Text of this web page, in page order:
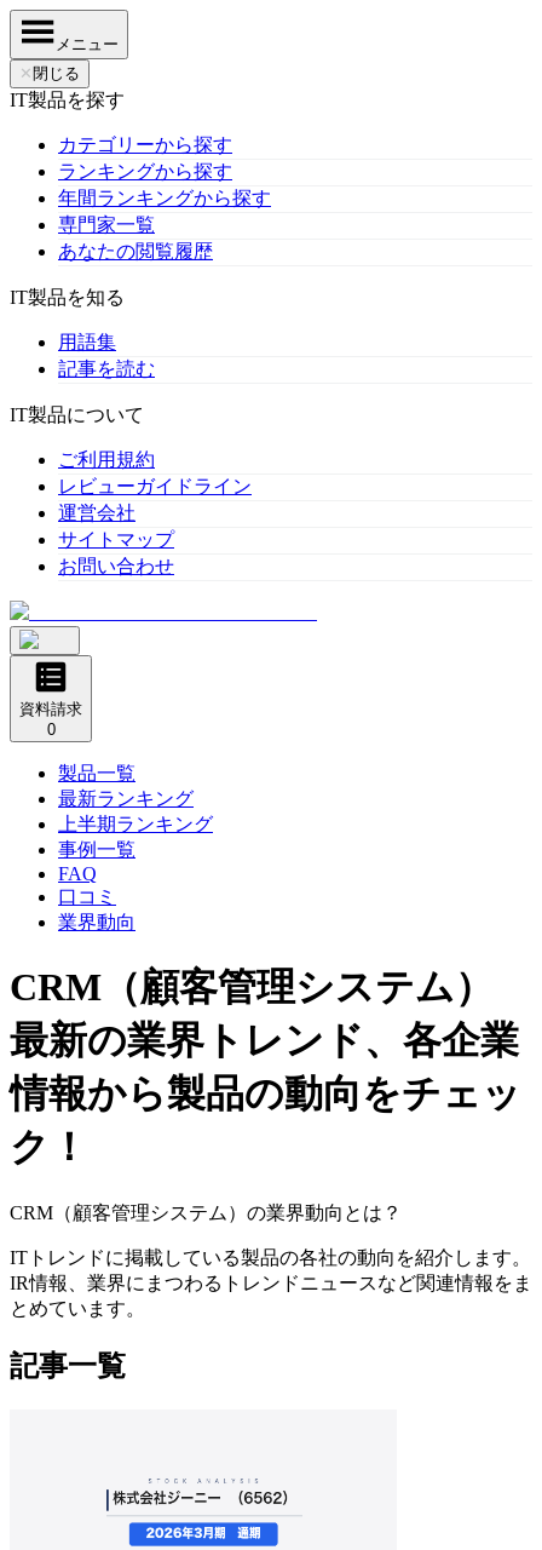
メニュー
✕ 閉じる
IT製品を探す
カテゴリーから探す
ランキングから探す
年間ランキングから探す
専門家一覧
あなたの閲覧履歴
IT製品を知る
用語集
記事を読む
IT製品について
ご利用規約
レビューガイドライン
運営会社
サイトマップ
お問い合わせ
資料請求
0
製品一覧
最新ランキング
上半期ランキング
事例一覧
FAQ
口コミ
業界動向
CRM（顧客管理システム）
最新の業界トレンド、各企業
情報から製品の動向をチェッ
ク！
CRM（顧客管理システム）の業界動向とは？
ITトレンドに掲載している製品の各社の動向を紹介します。
IR情報、業界にまつわるトレンドニュースなど関連情報をま
とめています。
記事一覧